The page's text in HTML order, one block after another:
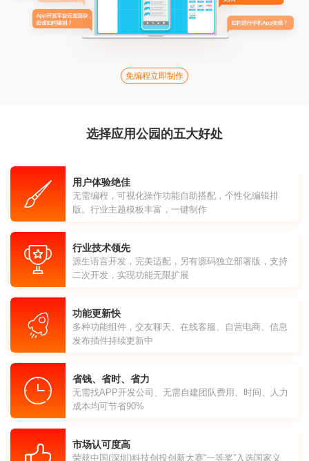
免编程立即制作
选择应用公园的五大好处
用户体验绝佳
无需编程，可视化操作功能自助搭配，个性化编辑排
版。行业主题模板丰富，一键制作
行业技术领先
源生语言开发，完美适配，另有源码独立部署版，支持
二次开发，实现功能无限扩展
功能更新快
多种功能组件，交友聊天、在线客服、自营电商、信息
发布插件持续更新中
省钱、省时、省力
无需找APP开发公司、无需自建团队费用、时间、人力
成本均可节省90%
市场认可度高
荣获中国(深圳)科技创投创新大赛“一等奖”入选国家义